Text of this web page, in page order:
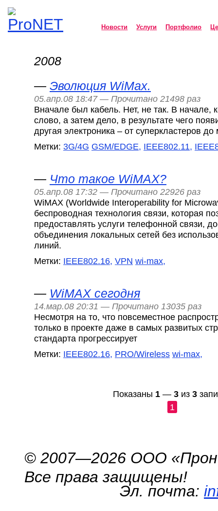
Новости Услуги Портфолио
2008
— Эволюция WiMax.
05.апр.08 18:47 — Прочитано 21498 раз
Вначале был кабель. Нет, не так. В начале,
слово, а затем дело, в результате чего
другая электроника – от суперкластеров
Метки: 3G/4G GSM/EDGE, IEEE802.11,
— Что такое WiMAX?
05.апр.08 17:32 — Прочитано 22926 раз
WiMAX (Worldwide Interoperability for
беспроводная технология связи, которая
предоставлять услуги телефонной связи,
объединения локальных сетей без
линий.
Метки: IEEE802.16, VPN wi-max,
— WiMAX сегодня
14.мар.08 20:31 — Прочитано 13035 раз
Несмотря на то, что повсеместное
только в проекте даже в самых развитых
стандарта прогрессирует
Метки: IEEE802.16, PRO/Wireless wi-max,
Показаны 1— 3из 3
1
© 2007—2026 ООО
Все права защищены!
Эл. почта: